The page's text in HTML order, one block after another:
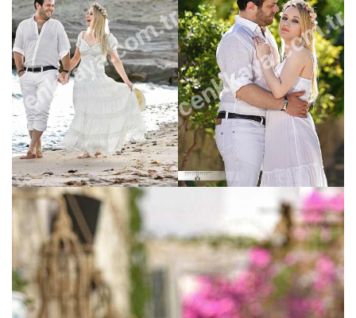
cenkkaya.com.trcenkkaya.com.tr